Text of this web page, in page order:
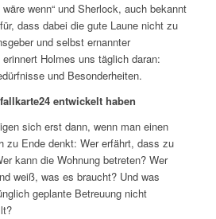
wenn“ und Sherlock, auch bekannt
dass dabei die gute Laune nicht zu
und selbst ernannter
erinnert Holmes uns täglich daran:
und Besonderheiten.
entwickelt haben
sich erst dann, wenn man einen
zu Ende denkt: Wer erfährt, dass zu
kann die Wohnung betreten? Wer
weiß, was es braucht? Und was
geplante Betreuung nicht